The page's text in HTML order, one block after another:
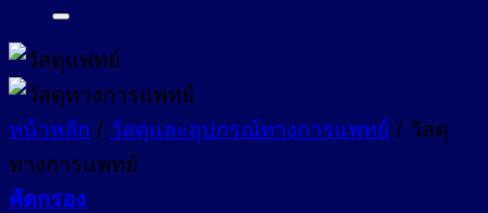
หน้าหลัก / วัสดุและอุปกรณ์ทางการแพทย์ / วัสดุ
ทางการแพทย์
คัดกรอง